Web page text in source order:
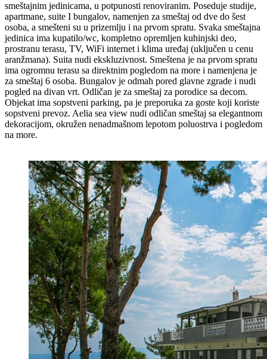
smeštajnim jedinicama, u potpunosti renoviranim. Poseduje studije,
apartmane, suite I bungalov, namenjen za smeštaj od dve do šest
osoba, a smešteni su u prizemlju i na prvom spratu. Svaka smeštajna
jedinica ima kupatilo/wc, kompletno opremljen kuhinjski deo,
prostranu terasu, TV, WiFi internet i klima uređaj (uključen u cenu
aranžmana). Suita nudi ekskluzivnost. Smeštena je na prvom spratu
ima ogromnu terasu sa direktnim pogledom na more i namenjena je
za smeštaj 6 osoba. Bungalov je odmah pored glavne zgrade i nudi
pogled na divan vrt. Odličan je za smeštaj za porodice sa decom.
Objekat ima sopstveni parking, pa je preporuka za goste koji koriste
sopstveni prevoz. Aelia sea view nudi odličan smeštaj sa elegantnom
dekoracijom, okružen nenadmašnom lepotom poluostrva i pogledom
na more.